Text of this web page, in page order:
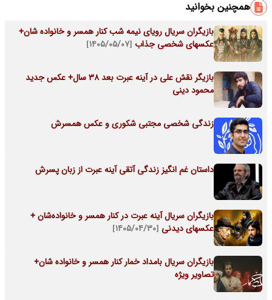
همچنین بخوانید
بازیگران سریال رویای نیمه شب کنار همسر و خانواده شان+
عکسهای شخصی جذاب [۱۴۰۵/۰۵/۰۷]
بازیگر نقش علی در آینه عبرت بعد 38 سال+ عکس جدید
محمود دینی
زندگی شخصی مجتبی شکوری و عکس همسرش
داستان غم انگیز زندگی آتقی آینه عبرت از زبان پسرش
بازیگران سریال آینه عبرت در کنار همسر و خانواده‌شان +
عکسهای دیدنی [۱۴۰۵/۰۴/۳۰]
بازیگران سریال بامداد خمار کنار همسر و خانواده شان+
تصاویر ویژه